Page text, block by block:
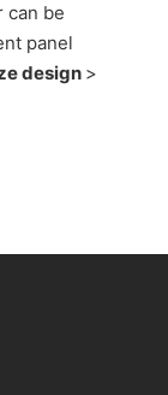
can be
panel
design >